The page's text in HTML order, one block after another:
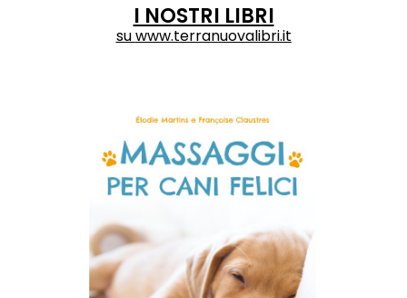
I NOSTRI LIBRI
suwww.terranuovalibri.it